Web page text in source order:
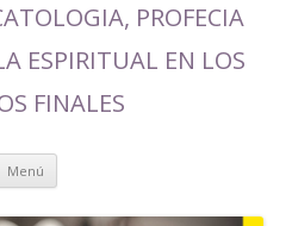
PROFECIA
ESPIRITUAL EN LOS
FINALES
Menú Ir al contenido